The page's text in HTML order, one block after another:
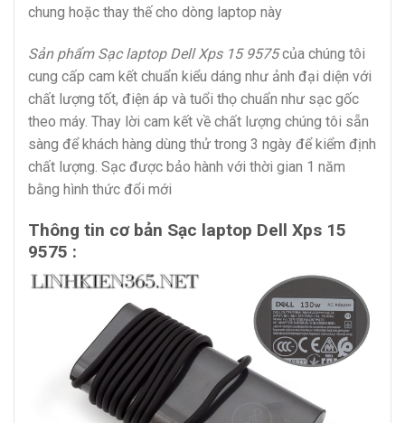
chung hoặc thay thế cho dòng laptop này
Sản phẩm Sạc laptop Dell Xps 15 9575của chúng tôi
cung cấp cam kết chuẩn kiểu dáng như ảnh đại diện với
chất lượng tốt, điện áp và tuổi thọ chuẩn như sạc gốc
theo máy. Thay lời cam kết về chất lượng chúng tôi sẵn
sàng để khách hàng dùng thử trong 3 ngày để kiểm định
chất lượng. Sạc được bảo hành với thời gian 1 năm
bằng hình thức đổi mới
Thông tin cơ bản Sạc laptop Dell Xps 15
9575 :